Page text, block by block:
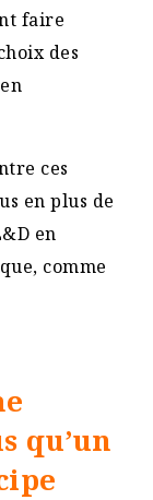
faire
des
ces
en plus de
en
comme
qu’un